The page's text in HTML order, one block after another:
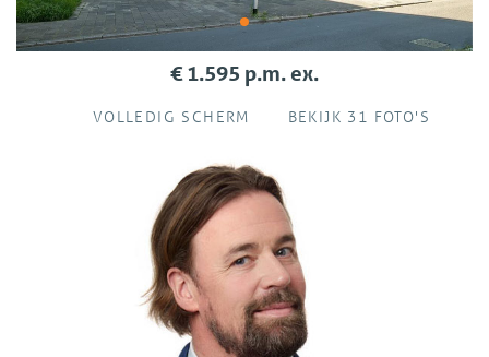
€ 1.595 p.m. ex.
VOLLEDIG SCHERM BEKIJK 31 FOTO'S